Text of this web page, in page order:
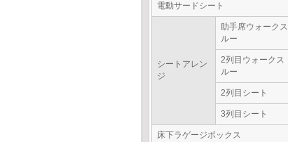
電動サードシート
シートアレン
ジ
助手席ウォークス
ルー
2列目ウォークス
ルー
2列目シート
3列目シート
床下ラゲージボックス